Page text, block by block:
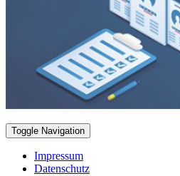
Toggle Navigation
Impressum
Datenschutz